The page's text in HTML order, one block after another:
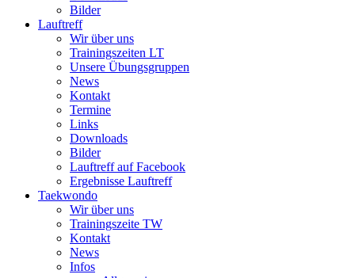
Bilder
Lauftreff
Wir über uns
Trainingszeiten LT
Unsere Übungsgruppen
News
Kontakt
Termine
Links
Downloads
Bilder
Lauftreff auf Facebook
Ergebnisse Lauftreff
Taekwondo
Wir über uns
Trainingszeite TW
Kontakt
News
Infos